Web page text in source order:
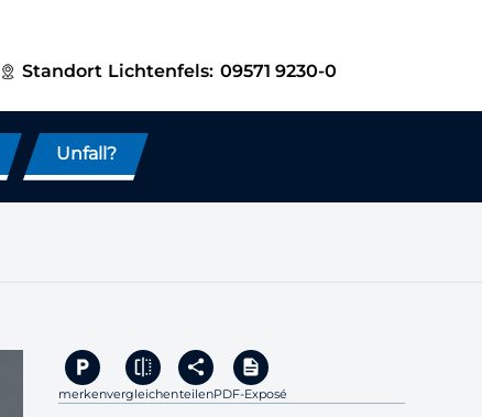
Standort Lichtenfels: 09571 9230-0
Unfall?
merkenvergleichenteilenPDF-Exposé